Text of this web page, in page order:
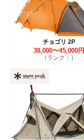
チョゴリ 2P
38,000〜45,000円
（ランク：）